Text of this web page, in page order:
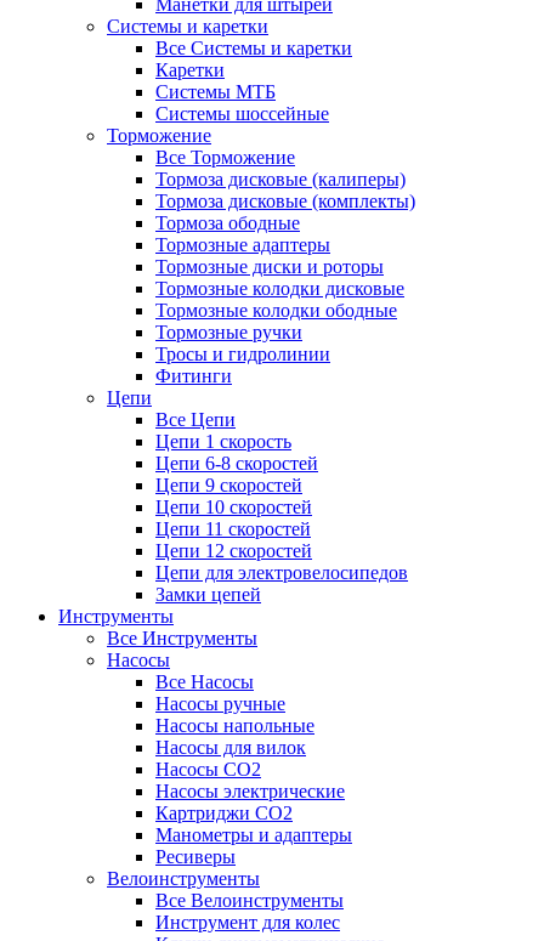
Манетки для штырей
Системы и каретки
Все Системы и каретки
Каретки
Системы МТБ
Системы шоссейные
Торможение
Все Торможение
Тормоза дисковые (калиперы)
Тормоза дисковые (комплекты)
Тормоза ободные
Тормозные адаптеры
Тормозные диски и роторы
Тормозные колодки дисковые
Тормозные колодки ободные
Тормозные ручки
Тросы и гидролинии
Фитинги
Цепи
Все Цепи
Цепи 1 скорость
Цепи 6-8 скоростей
Цепи 9 скоростей
Цепи 10 скоростей
Цепи 11 скоростей
Цепи 12 скоростей
Цепи для электровелосипедов
Замки цепей
Инструменты
Все Инструменты
Насосы
Все Насосы
Насосы ручные
Насосы напольные
Насосы для вилок
Насосы CO2
Насосы электрические
Картриджи CO2
Манометры и адаптеры
Ресиверы
Велоинструменты
Все Велоинструменты
Инструмент для колес